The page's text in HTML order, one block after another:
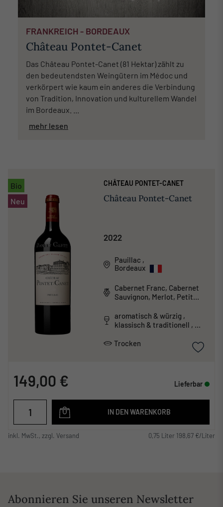
FRANKREICH - BORDEAUX
Château Pontet-Canet
Das Château Pontet-Canet (81 Hektar) zählt zu
den bedeutendsten Weingütern im Médoc und
verkörpert wie kaum ein anderes die Verbindung
von Tradition, Innovation und kulturellem Wandel
im Bordeaux. ...
mehr lesen
Bio
Neu
CHÂTEAU PONTET-CANET
Château Pontet-Canet
2022
Pauillac ,
Bordeaux
Cabernet Franc, Cabernet
Sauvignon, Merlot, Petit
aromatisch & würzig ,
klassisch & traditionell ,
Trocken
149,00 € Lieferbar
IN DEN WARENKORB
inkl. MwSt., zzgl. Versand 0,75 Liter 198,67 €/Liter
Abonnieren Sie unseren Newsletter